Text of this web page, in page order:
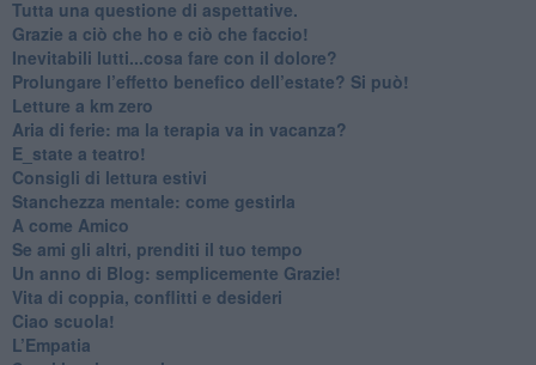
​Tutta una questione di aspettative.
​Grazie a ciò che ho e ciò che faccio!
​Inevitabili lutti...cosa fare con il dolore?
Prolungare l’effetto benefico dell’estate? Si può!
​Letture a km zero
​Aria di ferie: ma la terapia va in vacanza?
​E_state a teatro!
​Consigli di lettura estivi
​Stanchezza mentale: come gestirla
​A come Amico
​Se ami gli altri, prenditi il tuo tempo
​Un anno di Blog: semplicemente Grazie!
​Vita di coppia, conflitti e desideri
​Ciao scuola!
​L’Empatia